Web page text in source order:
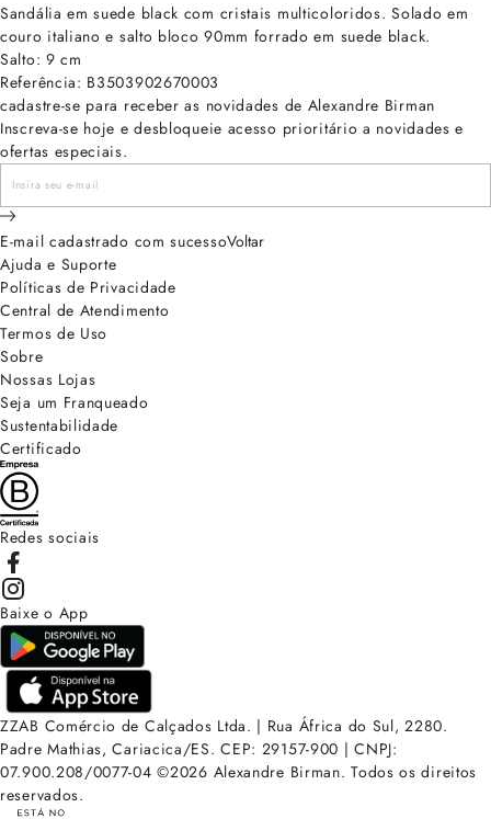
Sandália em suede black com cristais multicoloridos. Solado em
couro italiano e salto bloco 90mm forrado em suede black.
Salto: 9 cm
Referência: B3503902670003
cadastre-se para receber as novidades de Alexandre Birman
Inscreva-se hoje e desbloqueie acesso prioritário a novidades e
ofertas especiais.
E-mail cadastrado com sucessoVoltar
Ajuda e Suporte
Políticas de Privacidade
Central de Atendimento
Termos de Uso
Sobre
Nossas Lojas
Seja um Franqueado
Sustentabilidade
Certificado
Redes sociais
Baixe o App
ZZAB Comércio de Calçados Ltda. | Rua África do Sul, 2280.
Padre Mathias, Cariacica/ES. CEP: 29157-900 | CNPJ:
07.900.208/0077-04 ©2026 Alexandre Birman. Todos os direitos
reservados.